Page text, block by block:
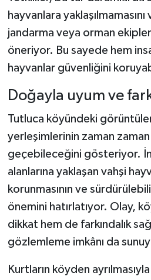
hayvanlara
jandarma veya orman
öneriyor. Bu sayede hem
hayvanlar güvenliğini
Doğayla uyum ve
Tutluca köyündeki
yerleşimlerinin zaman zaman
geçebileceğini gösteriyor.
alanlarına yaklaşan vahşi
korunmasının ve
önemini hatırlatıyor. Olay,
dikkat hem de farkındalık
gözlemleme imkânı da
Kurtların köyden